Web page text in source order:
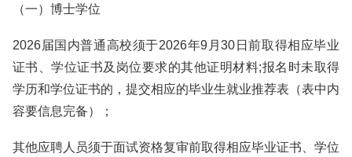
（一）博士学位
2026届国内普通高校须于2026年9月30日前取得相应毕业
证书、学位证书及岗位要求的其他证明材料;报名时未取得
学历和学位证书的，提交相应的毕业生就业推荐表（表中内
容要信息完备）；
其他应聘人员须于面试资格复审前取得相应毕业证书、学位